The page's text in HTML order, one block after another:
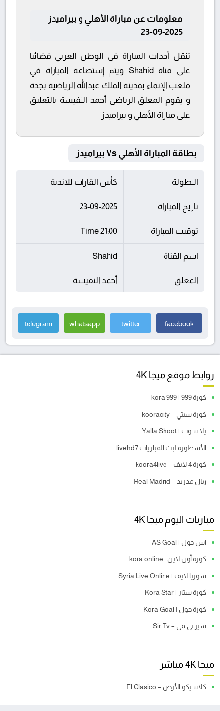
معلومات عن مباراة الأهلي و بيراميدز
2025-09-23
تنقل أحداث المباراة في الوطن العربي فضائيا
على قناة Shahid ويتم إستضافة المباراة في
ملعب الإنماء بمدينة الملك عبدالله الرياضية بجدة
و يقوم المعلق الرياضى أحمد النفيسة بالتعليق
على مباراة الأهلي و بيراميدز
بطاقة المباراة الأهلي Vs بيراميدز
البطولة كأس القارات للاندية
تاريخ المباراة 23-09-2025
توقيت المباراة 21:00 Time
اسم القناة Shahid
المعلق أحمد النفيسة
facebook
twitter
whatsapp
telegram
روابط موقع ميجا 4K
كورة 999 | kora 999
كورة سيتي – kooracity
يلا شوت | Yalla Shoot
الأسطورة لبث المباريات livehd7
كورة 4 لايف – koora4live
ريال مدريد – Real Madrid
مباريات اليوم ميجا 4K
اس جول | AS Goal
كورة أون لاين | kora online
سوريا لايف | Syria Live Online
كورة ستار | Kora Star
كورة جول | Kora Goal
سير تي في – Sir Tv
ميجا 4K مباشر
كلاسيكو الأرض – El Clasico